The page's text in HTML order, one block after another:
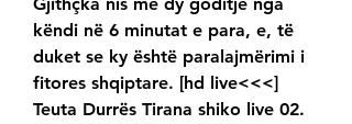
këndi në 6 minutat e para, e, të
duket se ky është paralajmërimi i
fitores shqiptare. [hd live<<<]
Teuta Durrës Tirana shiko live 02.